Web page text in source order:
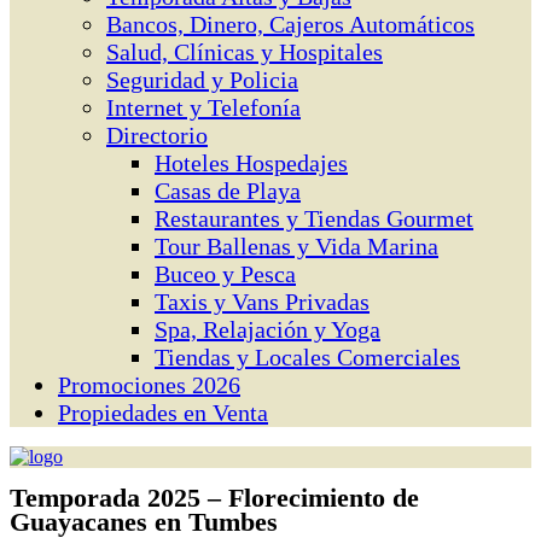
Bancos, Dinero, Cajeros Automáticos
Salud, Clínicas y Hospitales
Seguridad y Policia
Internet y Telefonía
Directorio
Hoteles Hospedajes
Casas de Playa
Restaurantes y Tiendas Gourmet
Tour Ballenas y Vida Marina
Buceo y Pesca
Taxis y Vans Privadas
Spa, Relajación y Yoga
Tiendas y Locales Comerciales
Promociones 2026
Propiedades en Venta
Temporada 2025 – Florecimiento de
Guayacanes en Tumbes